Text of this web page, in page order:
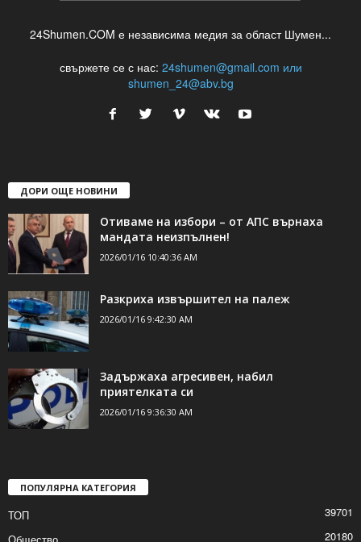
24Shumen.COM е независима медия за област Шумен...
свържете се с нас: 24shumen@gmail.com или
shumen_24@abv.bg
ДОРИ ОЩЕ НОВИНИ
Отиваме на избори – от АПС върнаха
мандата неизпълнен!
2026/01/16 10:40:36 AM
Разкриха извършител на палеж
2026/01/16 9:42:30 AM
Задържаха агресивен, набил
приятелката си
2026/01/16 9:36:30 AM
ПОПУЛЯРНА КАТЕГОРИЯ
ТОП
39701
20180